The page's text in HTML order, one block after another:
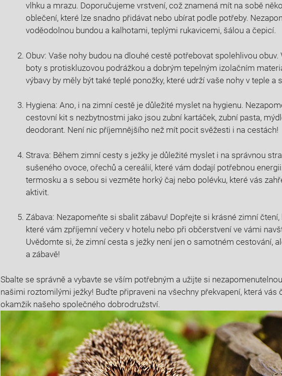
vlhku a mrazu. Doporučujeme vrstvení, což ‍znamená mít ​na sobě
oblečení, které lze‌ snadno přidávat nebo ubírat​ podle potřeby.
voděodolnou ​bundou a​ kalhotami, teplými rukavicemi, šálou a čepicí.
Obuv: Vaše nohy budou na dlouhé​ cestě potřebovat spolehlivou​
boty s protiskluzovou podrážkou a dobrým tepelným izolačním
výbavy by měly být také⁣ teplé ponožky,⁣ které udrží vaše nohy ‍v teple a
Hygiena: Ano, i na zimní cestě je důležité myslet na hygienu.
cestovní kit s nezbytnostmi jako jsou zubní kartáček, zubní pasta,
deodorant. Není ‌nic příjemnějšího než mít pocit ​svěžesti i na cestách!
Strava: Během zimní cesty s ježky je důležité myslet i ‍na správnou
sušeného ovoce, ořechů a cereálií, které vám⁢ dodají potřebnou
‍termosku ⁢a ‌s sebou si vezměte horký čaj nebo polévku, které vás
aktivit.
Zábava: Nezapomeňte si sbalit zábavu! Dopřejte si⁣ krásné ‌zimní čtení,
které vám⁢ zpříjemní večery v hotelu nebo při občerstvení ve vámi‌
Uvědomte‌ si, že zimní cesta s ježky není jen⁤ o samotném cestování,‌
a zábavě!
Sbalte ⁣se správně a vybavte se vším potřebným⁤ a užijte si
našimi roztomilými ježky! Buďte připraveni na všechny ⁣překvapení, která vás
okamžik našeho⁢ společného dobrodružství.